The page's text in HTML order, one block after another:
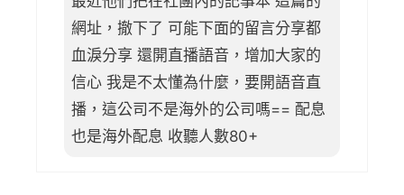
網址，撤下了 可能下面的留言分享都
血淚分享 還開直播語音，增加大家的
信心 我是不太懂為什麼，要開語音直
播，這公司不是海外的公司嗎== 配息
也是海外配息 收聽人數80+